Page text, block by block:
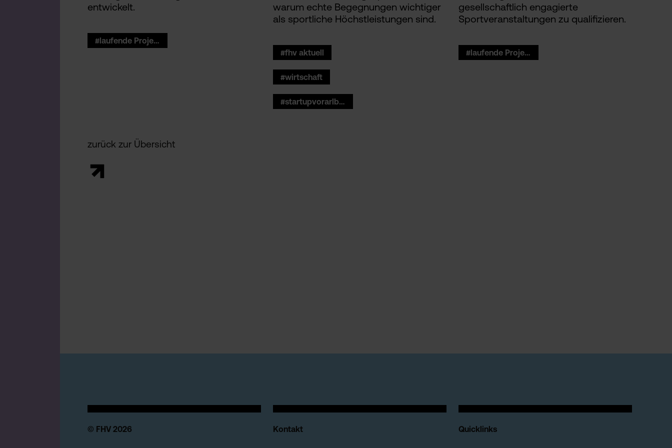
entwickelt.
#laufende Projekte DBT
warum echte Begegnungen wichtiger
als sportliche Höchstleistungen sind.
#fhv aktuell
#wirtschaft
#startupvorarlberg
gesellschaftlich engagierte
Sportveranstaltungen zu qualifizieren.
#laufende Projekte BI
zurück zur Übersicht
© FHV 2026 Kontakt Quicklinks